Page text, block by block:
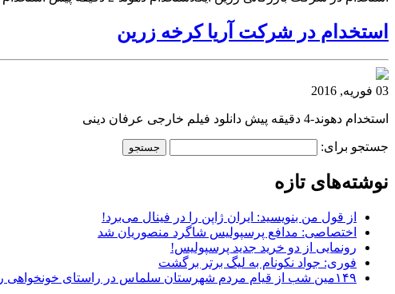
استخدام در شرکت آریا کرخه زرین
03 فوریه, 2016
استخدام دهوند-4 دقیقه پیش دانلود فیلم خارجی عرفان دینی
جستجو برای:
نوشته‌های تازه
از قول من بنویسید: ایران ژاپن را در فینال می‌برد!
اختصاصی: مدافع پرسپولیس شاگرد منصوریان شد
رونمایی از دو خرید جدید پرسپولیس!
فوری: جواد نکونام به لیگ برتر برگشت
۱۴۹مین شب از قیام مردم شهرستان سلماس در راستای خونخواهی رهبر شهید + تصاویر